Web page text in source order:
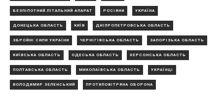
БЕЗПІЛОТНИЙ ЛІТАЛЬНИЙ АПАРАТ РОСІЯНИ УКРАЇНА
ДОНЕЦЬКА ОБЛАСТЬ КИЇВ ДНІПРОПЕТРОВСЬКА ОБЛАСТЬ
ЗБРОЙНІ СИЛИ УКРАЇНИ ЧЕРНІГІВСЬКА ОБЛАСТЬ ЗАПОРІЗЬКА ОБЛАСТЬ
КИЇВСЬКА ОБЛАСТЬ ОДЕСЬКА ОБЛАСТЬ ХЕРСОНСЬКА ОБЛАСТЬ
ПОЛТАВСЬКА ОБЛАСТЬ МИКОЛАЇВСЬКА ОБЛАСТЬ УКРАЇНЦІ
ВОЛОДИМИР ЗЕЛЕНСЬКИЙ ПРОТИПОВІТРЯНА ОБОРОНА